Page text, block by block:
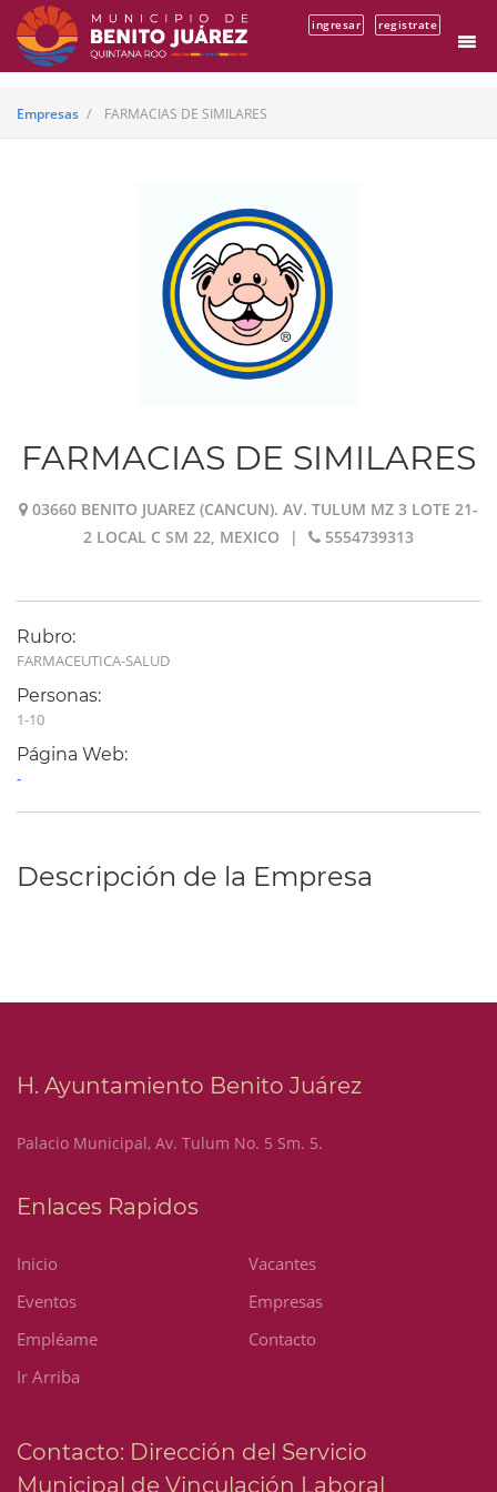
ingresar registrate
Empresas FARMACIAS DE SIMILARES
FARMACIAS DE SIMILARES
03660 BENITO JUAREZ (CANCUN). AV. TULUM MZ 3 LOTE 21-
2 LOCAL C SM 22, MEXICO
| 5554739313
Rubro:
FARMACEUTICA-SALUD
Personas:
1-10
Página Web:
-
Descripción de la Empresa
H. Ayuntamiento Benito Juárez
Palacio Municipal, Av. Tulum No. 5 Sm. 5.
Enlaces Rapidos
Inicio
Vacantes
Eventos
Empresas
Empléame
Contacto
Ir Arriba
Contacto: Dirección del Servicio
Municipal de Vinculación Laboral